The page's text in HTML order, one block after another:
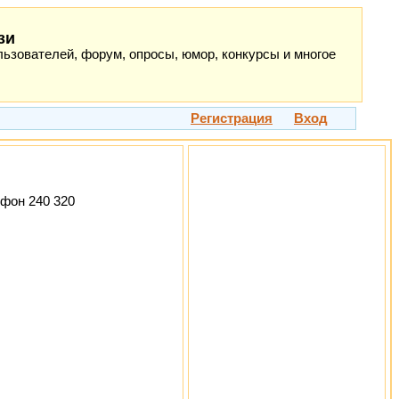
форум, опросы, юмор, конкурсы и многое
Регистрация Вход
240 320